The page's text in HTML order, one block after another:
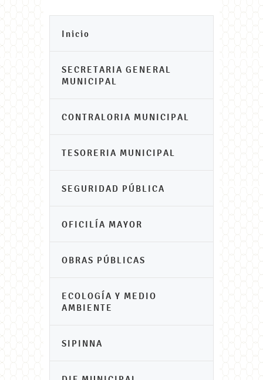
Inicio
SECRETARIA GENERAL
MUNICIPAL
CONTRALORIA MUNICIPAL
TESORERIA MUNICIPAL
SEGURIDAD PÚBLICA
OFICILÍA MAYOR
OBRAS PÚBLICAS
ECOLOGÍA Y MEDIO
AMBIENTE
SIPINNA